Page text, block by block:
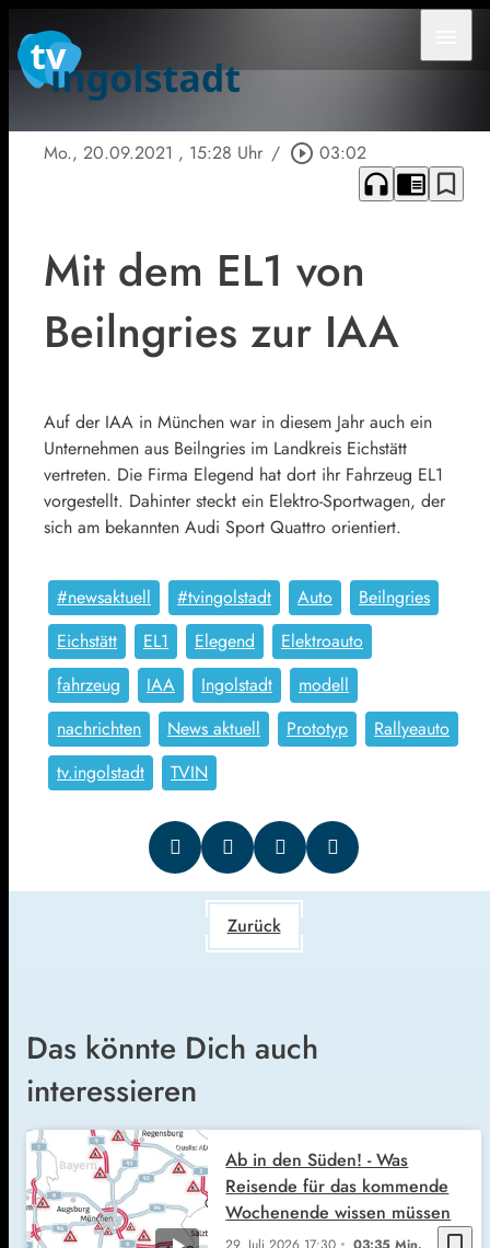
Mo., 20.09.2021 , 15:28 Uhr / play_circle_outline 03:02
headphones chrome_reader_mode bookmark_border
Mit dem EL1 von
Beilngries zur IAA
Auf der IAA in München war in diesem Jahr auch ein
Unternehmen aus Beilngries im Landkreis Eichstätt
vertreten. Die Firma Elegend hat dort ihr Fahrzeug EL1
vorgestellt. Dahinter steckt ein Elektro-Sportwagen, der
sich am bekannten Audi Sport Quattro orientiert.
#newsaktuell #tvingolstadt Auto
Beilngries
Eichstätt
EL1 Elegend
Elektroauto
fahrzeug
IAA Ingolstadt
modell
nachrichten
News aktuell Prototyp
Rallyeauto
tv.ingolstadt
TVIN
Zurück
Das könnte Dich auch
interessieren
Ab in den Süden! - Was
Reisende für das kommende
Wochenende wissen müssen